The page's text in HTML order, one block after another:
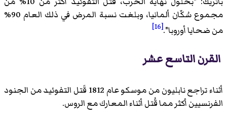
مجموع سُكّان ألمانيا، وبلغت نسبة المرض في ذلك العام 90%
من ضحايا أوروبا".[16]
القرن التاسع عشر
أثناء تراجع نابليون من موسكو عام 1812 قَتل التفوئيد من الجنود
الفرنسيين أكثر مما قُتل أثناء المعارك مع الروس.